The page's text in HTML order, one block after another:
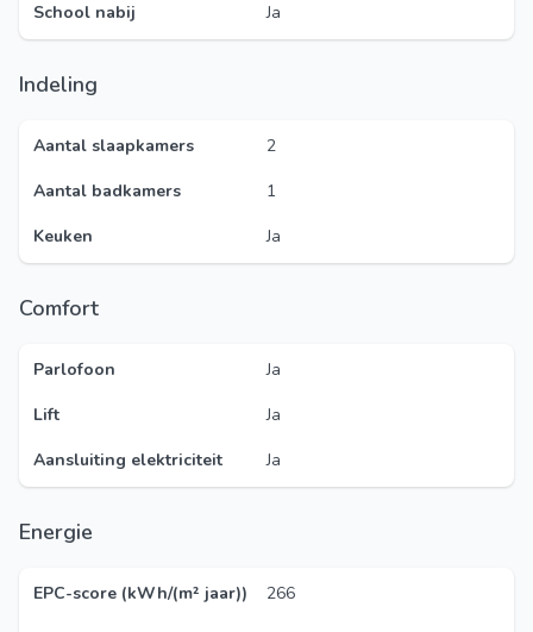
School nabij
Ja
Indeling
Aantal slaapkamers
2
Aantal badkamers
1
Keuken
Ja
Comfort
Parlofoon
Ja
Lift
Ja
Aansluiting elektriciteit
Ja
Energie
EPC-score (kWh/(m² jaar))
266